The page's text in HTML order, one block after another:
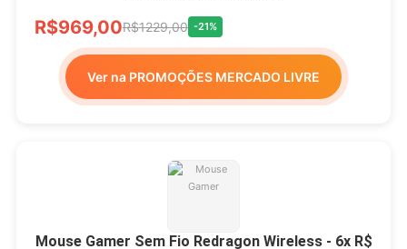
R$969,00R$1229,00 -21%
Ver na PROMOÇÕES MERCADO LIVRE
Mouse Gamer Sem Fio Redragon Wireless - 6x R$